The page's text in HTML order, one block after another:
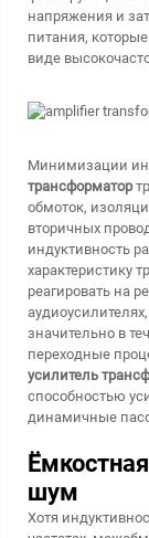
напряжения и
питания,
виде
Минимизации
трансформатор
обмоток,
вторичных
индуктивность
характеристику
реагировать на
значительно в
переходные
усилитель
способностью
динамичные
шум
Хотя